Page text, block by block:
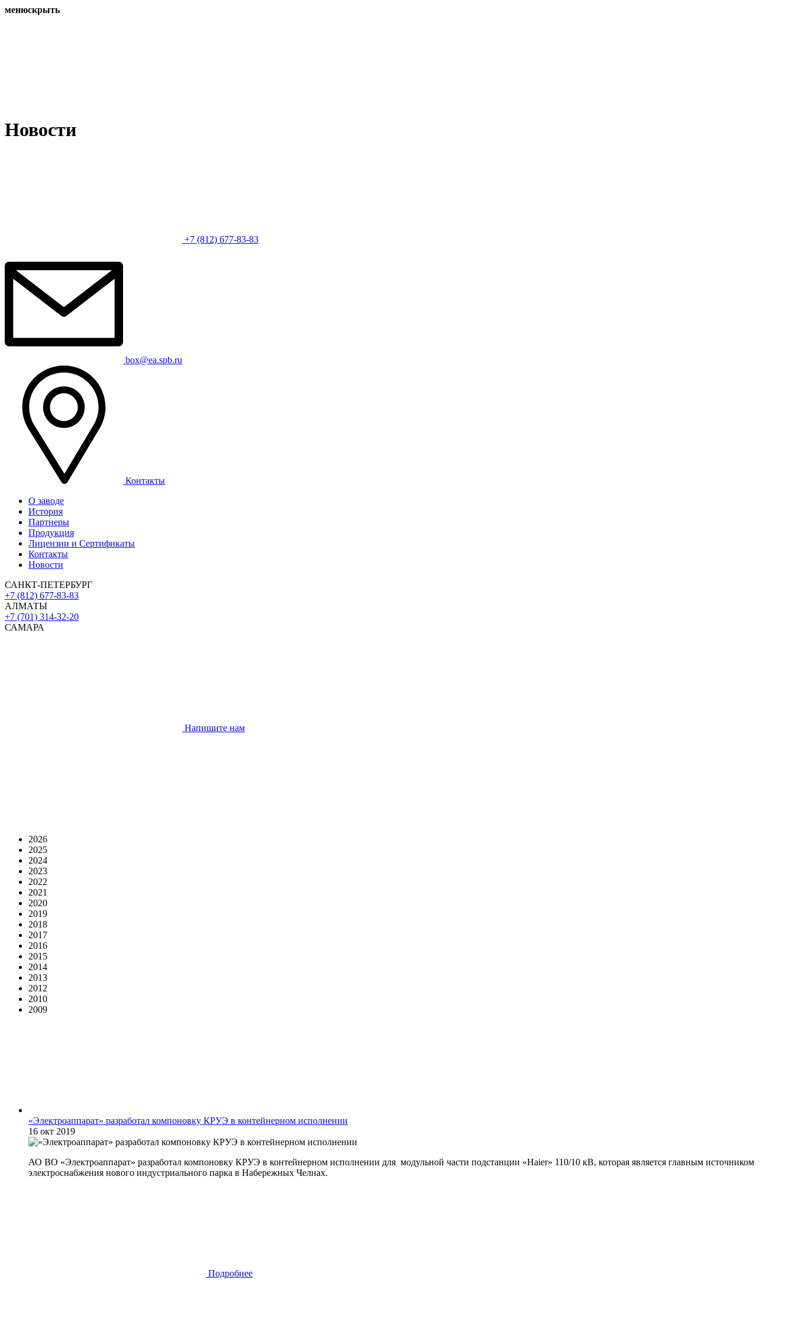
менюскрыть
Новости
+7 (812) 677-83-83
box@ea.spb.ru
Контакты
О заводе
История
Партнеры
Продукция
Лицензии и Сертификаты
Контакты
Новости
САНКТ-ПЕТЕРБУРГ
+7 (812) 677-83-83
АЛМАТЫ
+7 (701) 314-32-20
САМАРА
Напишите нам
2026
2025
2024
2023
2022
2021
2020
2019
2018
2017
2016
2015
2014
2013
2012
2010
2009
«Электроаппарат» разработал компоновку КРУЭ в контейнерном исполнении
16 окт 2019
АО ВО «Электроаппарат» разработал компоновку КРУЭ в контейнерном исполнении для модульной части подстанции «Haier» 110/10 кВ, которая является главным источником
электроснабжения нового индустриального парка в Набережных Челнах.
Подробнее